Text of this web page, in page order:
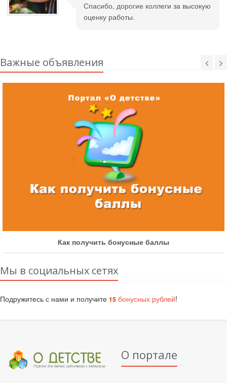
Спасибо, дорогие коллеги за высокую
оценку работы.
Важные объявления
Как получить бонусные баллы
Мы в социальных сетях
Подружитесь с нами и получите 15 бонусных рублей!
О портале